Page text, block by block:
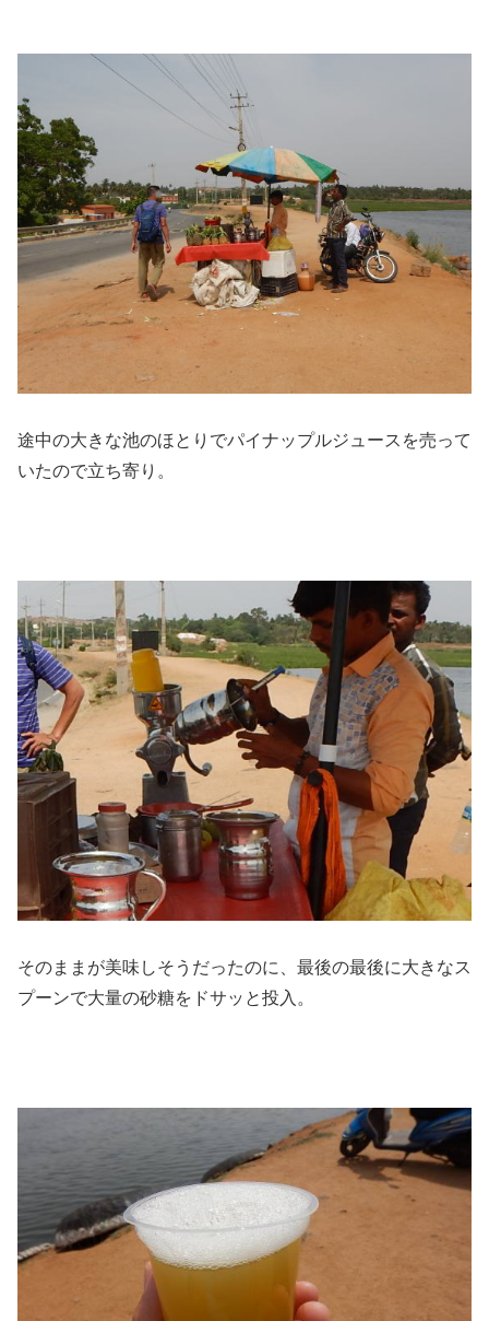
途中の大きな池のほとりでパイナップルジュースを売って
いたので立ち寄り。
そのままが美味しそうだったのに、最後の最後に大きなス
プーンで大量の砂糖をドサッと投入。